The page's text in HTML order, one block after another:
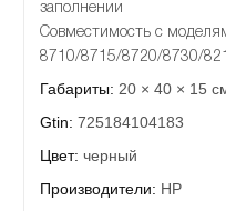
заполнении
Совместимость с
8710/8715/8720/8730/
Габариты: 20 × 40 × 15
Gtin: 725184104183
Цвет: черный
Производители: HP